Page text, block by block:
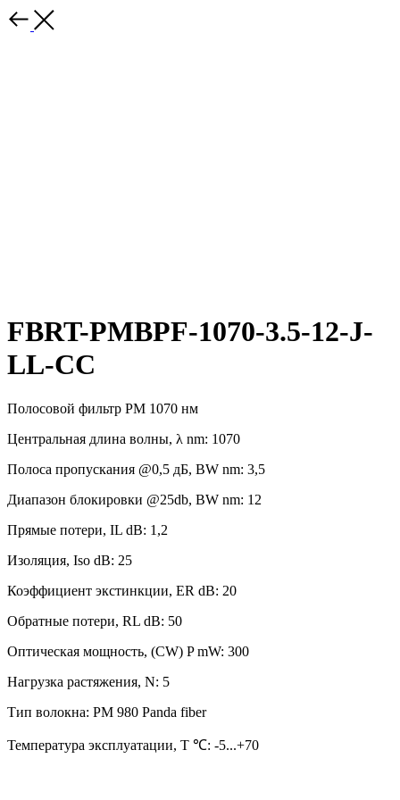
FBRT-PMBPF-1070-3.5-12-J-
LL-CC
Полосовой фильтр PM 1070 нм
Центральная длина волны, λ nm: 1070
Полоса пропускания @0,5 дБ, BW nm: 3,5
Диапазон блокировки @25db, BW nm: 12
Прямые потери, IL dB: 1,2
Изоляция, Iso dB: 25
Коэффициент экстинкции, ER dB: 20
Обратные потери, RL dB: 50
Оптическая мощность, (CW) P mW: 300
Нагрузка растяжения, N: 5
Тип волокна: PM 980 Panda fiber
Температура эксплуатации, T ℃: -5...+70